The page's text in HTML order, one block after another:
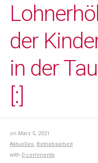
der
in der
[:]
on März 5, 2021
Aktuelles, Betriebsarbeit
with 0 comments